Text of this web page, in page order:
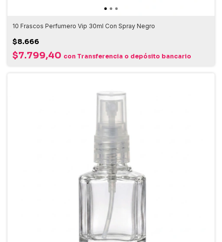
10 Frascos Perfumero Vip 30ml Con Spray Negro
$8.666
$7.799,40 con Transferencia o depósito bancario